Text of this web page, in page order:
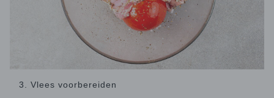
3. Vlees voorbereiden